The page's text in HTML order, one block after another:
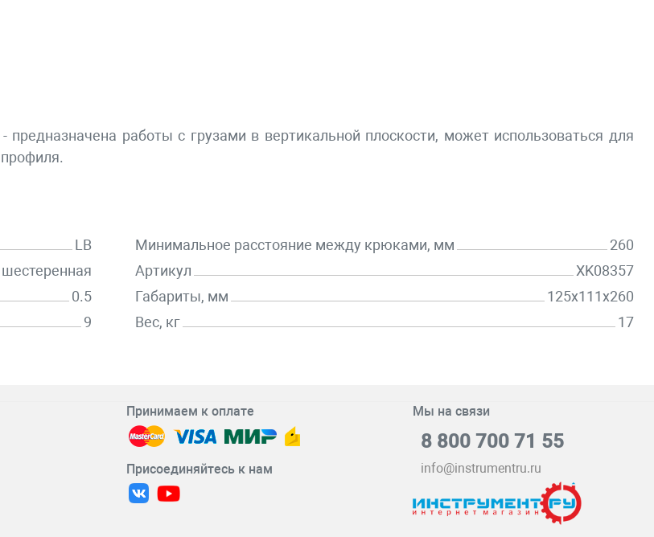
работы с грузами в вертикальной плоскости, может использоваться для
LB
шестеренная
0.5
9
Минимальное расстояние между крюками, мм
260
Артикул
XK08357
Габариты, мм
125x111x260
Вес, кг
17
Принимаем к оплате
Присоединяйтесь к нам
Мы на связи
8 800 700 71 55
info@instrumentru.ru